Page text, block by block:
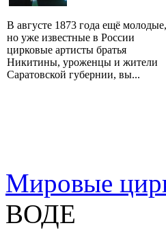
В августе 1873 года ещё молодые,
но уже известные в России
цирковые артисты братья
Никитины, уроженцы и жители
Саратовской губернии, вы...
Мировые
ВОДЕ